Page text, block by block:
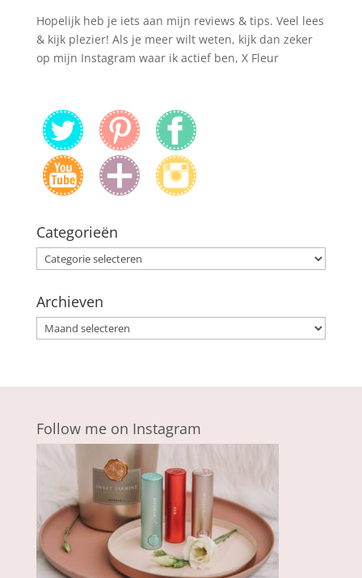
Hopelijk heb je iets aan mijn reviews & tips. Veel lees
& kijk plezier! Als je meer wilt weten, kijk dan zeker
op mijn Instagram waar ik actief ben, X Fleur
Categorieën
Categorieën
Archieven
Archieven
Follow me on Instagram